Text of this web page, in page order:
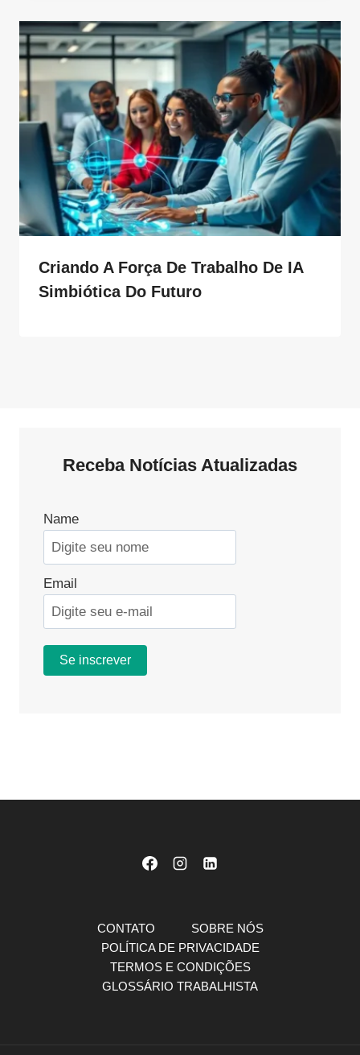
Criando A Força De Trabalho De IA
Simbiótica Do Futuro
Receba Notícias Atualizadas
Name
Email
CONTATO
SOBRE NÓS
POLÍTICA DE PRIVACIDADE
TERMOS E CONDIÇÕES
GLOSSÁRIO TRABALHISTA